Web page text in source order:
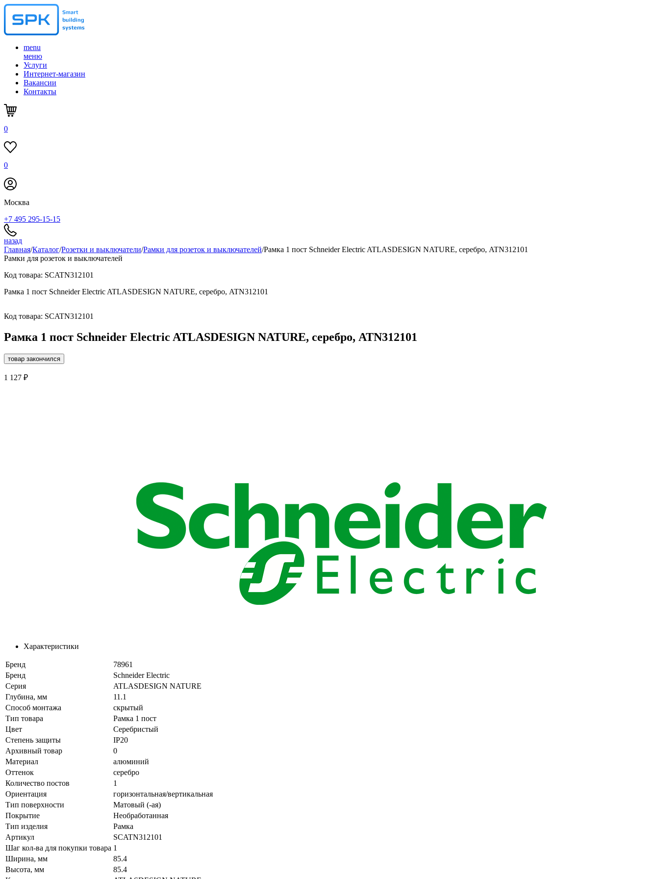
menu
меню
Услуги
Интернет-магазин
Вакансии
Контакты
0
0
Москва
+7 495 295-15-15
назад
Главная/Каталог/Розетки и выключатели/Рамки для розеток и выключателей/Рамка 1 пост Schneider Electric ATLASDESIGN NATURE, серебро, ATN312101
Рамки для розеток и выключателей
Код товара: SCATN312101
Рамка 1 пост Schneider Electric ATLASDESIGN NATURE, серебро, ATN312101
Код товара: SCATN312101
Рамка 1 пост Schneider Electric ATLASDESIGN NATURE, серебро, ATN312101
товар закончился
1 127 ₽
Характеристики
Бренд
78961
Бренд
Schneider Electric
Серия
ATLASDESIGN NATURE
Глубина, мм
11.1
Способ монтажа
скрытый
Тип товара
Рамка 1 пост
Цвет
Серебристый
Степень защиты
IP20
Архивный товар
0
Материал
алюминий
Оттенок
серебро
Количество постов
1
Ориентация
горизонтальная/вертикальная
Тип поверхности
Матовый (-ая)
Покрытие
Необработанная
Тип изделия
Рамка
Артикул
SCATN312101
Шаг кол-ва для покупки товара 1
Ширина, мм
85.4
Высота, мм
85.4